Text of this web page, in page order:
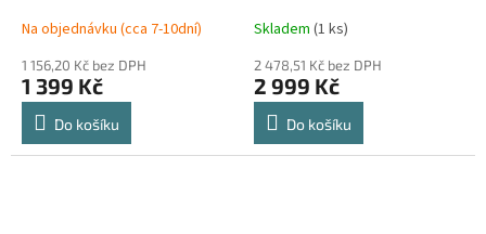
CAN
Na objednávku (cca 7-10dní)
1 156,20 Kč bez DPH
1 399 Kč
Do košíku
Skladem (1 ks)
2 478,51 Kč bez DPH
2 999 Kč
Do košíku